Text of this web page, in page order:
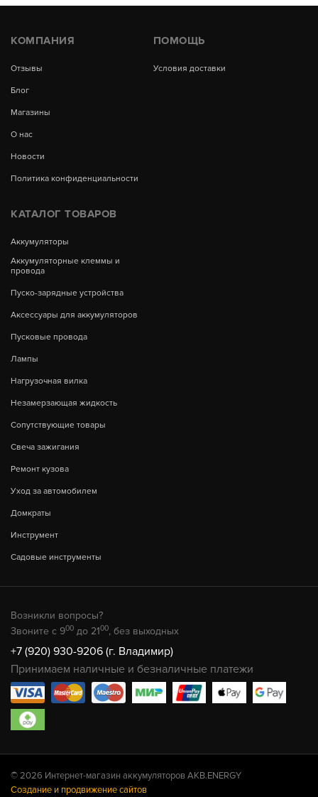
КОМПАНИЯ
Отзывы
Блог
Магазины
О нас
Новости
Политика конфиденциальности
ПОМОЩЬ
Условия доставки
КАТАЛОГ ТОВАРОВ
Аккумуляторы
Аккумуляторные клеммы и
провода
Пуско-зарядные устройства
Аксессуары для аккумуляторов
Пусковые провода
Лампы
Нагрузочная вилка
Незамерзающая жидкость
Сопутствующие товары
Свеча зажигания
Ремонт кузова
Уход за автомобилем
Домкраты
Инструмент
Садовые инструменты
Возникли вопросы?
Звоните с 900 до 2100, без выходных
+7 (920) 930-9206 (г. Владимир)
Принимаем наличные и безналичные платежи
© 2026 Интернет-магазин аккумуляторов AKB.ENERGY
Создание и продвижение сайтов